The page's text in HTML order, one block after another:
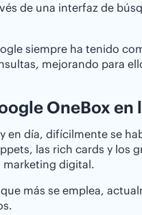
de una interfaz de
siempre ha tenido
mejorando para
OneBox en
en día, difícilmente se
las rich cards y los
marketing digital.
más se emplea,